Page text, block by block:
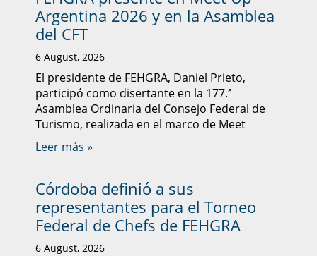
Argentina 2026 y en la Asamblea
del CFT
6 August, 2026
El presidente de FEHGRA, Daniel Prieto,
participó como disertante en la 177.ª
Asamblea Ordinaria del Consejo Federal de
Turismo, realizada en el marco de Meet
Leer más »
Córdoba definió a sus
representantes para el Torneo
Federal de Chefs de FEHGRA
6 August, 2026